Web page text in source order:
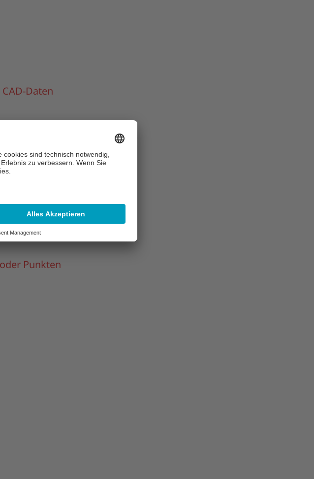
Daten
PC-gesteuert
Punkten